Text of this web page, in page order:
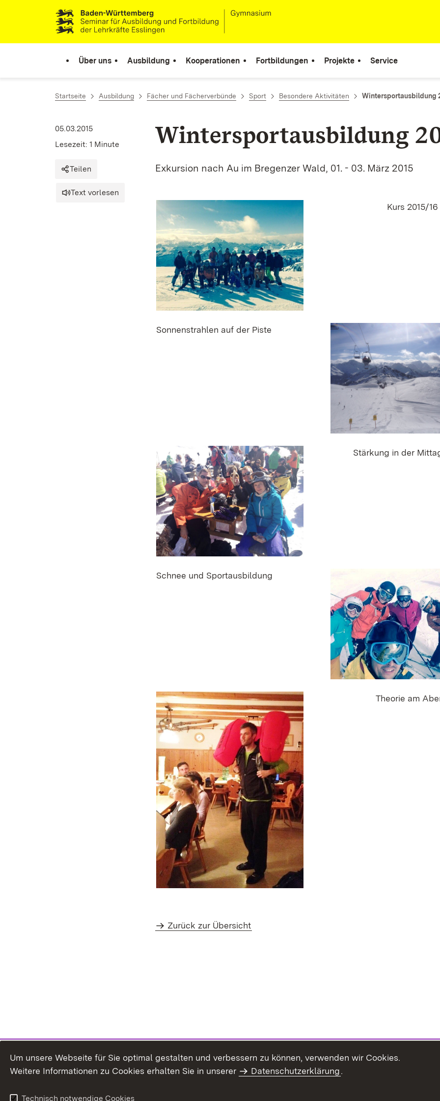
Zum Inhalt springen
Link zur Startseite
Über uns Ausbildung Kooperationen Fortbildungen Projekte Service
Startseite Ausbildung Fächer und Fächerverbünde Sport Besondere Aktivitäten Wintersportausbildung
Wintersportausbildung
Exkursion nach Au im Bregenzer Wald, 01. - 03. März 2015
05.03.2015
Lesezeit: 1 Minute
Teilen
Text vorlesen
Kurs 2015/16
Sonnenstrahlen auf der Piste
Stärkung in der
Schnee und Sportausbildung
Theorie am
Zurück zur Übersicht
Um unsere Webseite für Sie optimal gestalten und verbessern zu können, verwenden wir Cookies.
Weitere Informationen zu Cookies erhalten Sie in unserer
Datenschutzerklärung.
Technisch notwendige Cookies